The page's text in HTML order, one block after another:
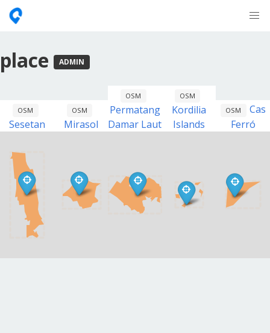
place ADMIN
OSM
Sesetan
OSM
Mirasol
OSM
Permatang
Damar Laut
OSM
Kordilia
Islands
OSM
Cas
Ferró